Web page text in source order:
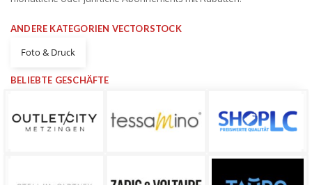
ANDERE KATEGORIEN VECTORSTOCK
Foto & Druck
BELIEBTE GESCHÄFTE